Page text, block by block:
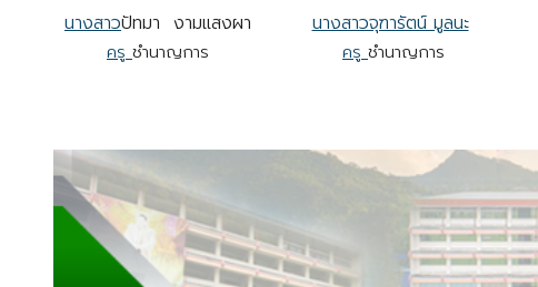
นางสาวปัทมา งามแสงผา
ครู ชำนาญการ
นางสาวจุฑารัตน์ มูลนะ
ครู ชำนาญการ